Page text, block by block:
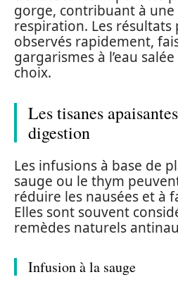
gorge, contribuant à
respiration. Les résultats
observés rapidement,
gargarismes à l’eau
choix.
Les tisanes
digestion
Les infusions à base de
sauge ou le thym
réduire les nausées et à
Elles sont souvent
remèdes naturels
Infusion à la sauge